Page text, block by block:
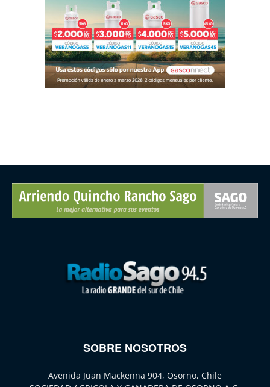
SOBRE NOSOTROS
Avenida Juan Mackenna 904, Osorno, Chile